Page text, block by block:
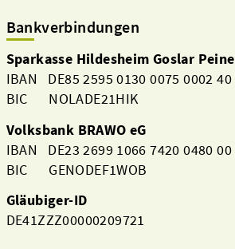
Bankverbindungen
Sparkasse Hildesheim Goslar Peine
IBAN DE85 2595 0130 0075 0002 40
BIC NOLADE21HIK
Volksbank BRAWO eG
IBAN DE23 2699 1066 7420 0480 00
BIC GENODEF1WOB
Gläubiger-ID
DE41ZZZ00000209721